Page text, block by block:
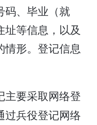
码、毕业（就
等信息，以及
情形。登记信息
主要采取网络登
过兵役登记网络